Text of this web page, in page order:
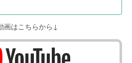
画はこちらから↓